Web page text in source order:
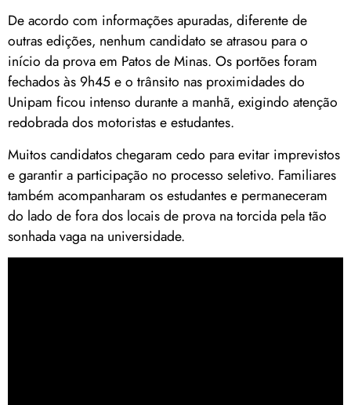
De acordo com informações apuradas, diferente de
outras edições, nenhum candidato se atrasou para o
início da prova em Patos de Minas. Os portões foram
fechados às 9h45 e o trânsito nas proximidades do
Unipam ficou intenso durante a manhã, exigindo atenção
redobrada dos motoristas e estudantes.
Muitos candidatos chegaram cedo para evitar imprevistos
e garantir a participação no processo seletivo. Familiares
também acompanharam os estudantes e permaneceram
do lado de fora dos locais de prova na torcida pela tão
sonhada vaga na universidade.